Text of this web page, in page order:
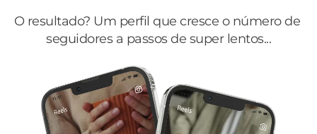
O resultado? Um perfil que cresce o número de
seguidores a passos de super lentos...